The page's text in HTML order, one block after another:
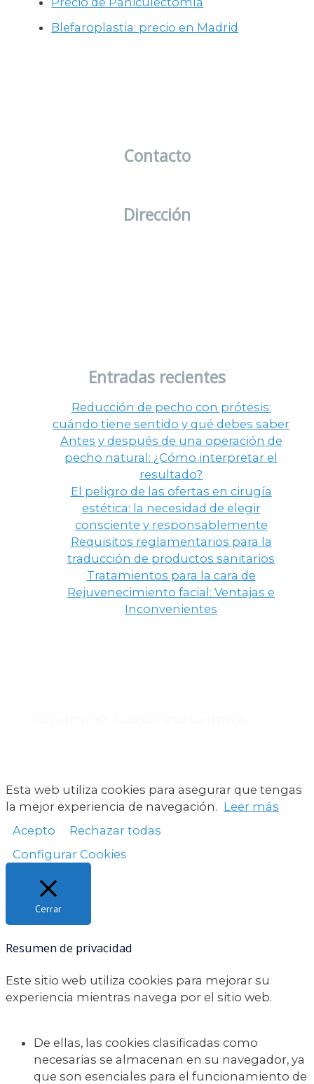
Blefaroplastia: precio en Madrid
Contacto
Dirección
Entradas recientes
Reducción de pecho con prótesis:
cuándo tiene sentido y qué debes saber
Antes y después de una operación de
pecho natural: ¿Cómo interpretar el
resultado?
El peligro de las ofertas en cirugía
estética: la necesidad de elegir
consciente y responsablemente
Requisitos reglamentarios para la
traducción de productos sanitarios
Tratamientos para la cara de
Rejuvenecimiento facial: Ventajas e
Inconvenientes
Esta web utiliza cookies para asegurar que tengas
la mejor experiencia de navegación. Leer más
Acepto
Rechazar todas
Configurar Cookies
Cerrar
Resumen de privacidad
Este sitio web utiliza cookies para mejorar su
experiencia mientras navega por el sitio web.
De ellas, las cookies clasificadas como
necesarias se almacenan en su navegador, ya
que son esenciales para el funcionamiento de